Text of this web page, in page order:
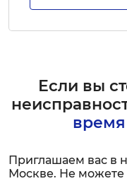
Если вы
Приглашаем вас в
Москве. Не можете